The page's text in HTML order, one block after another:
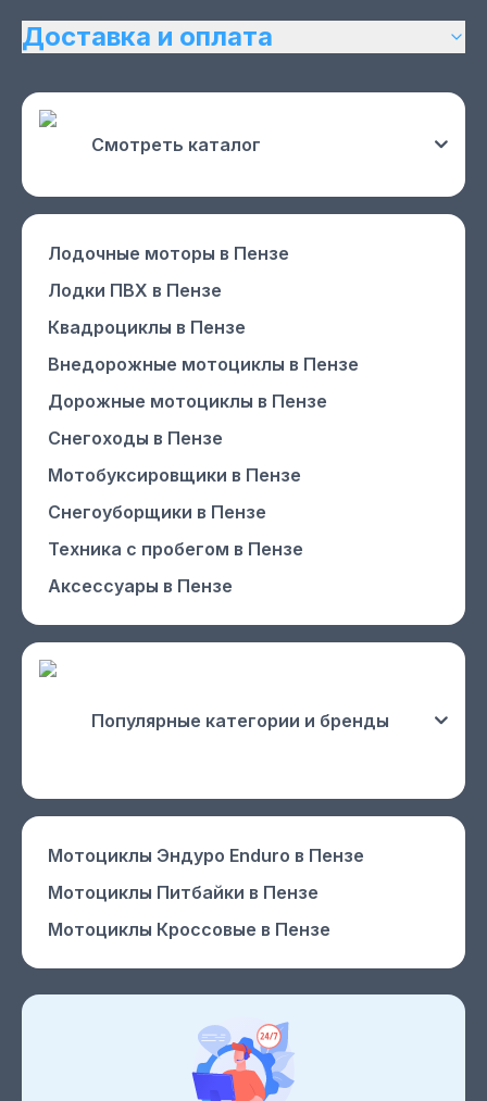
Доставка и оплата
Смотреть каталог
Лодочные моторы в Пензе
Лодки ПВХ в Пензе
Квадроциклы в Пензе
Внедорожные мотоциклы в Пензе
Дорожные мотоциклы в Пензе
Снегоходы в Пензе
Мотобуксировщики в Пензе
Снегоуборщики в Пензе
Техника с пробегом в Пензе
Аксессуары в Пензе
Популярные категории и бренды
Мотоциклы Эндуро Enduro в Пензе
Мотоциклы Питбайки в Пензе
Мотоциклы Кроссовые в Пензе